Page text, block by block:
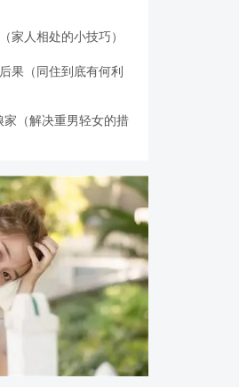
家人相处的小技巧）
果（同住到底有何利
（解决重男轻女的措